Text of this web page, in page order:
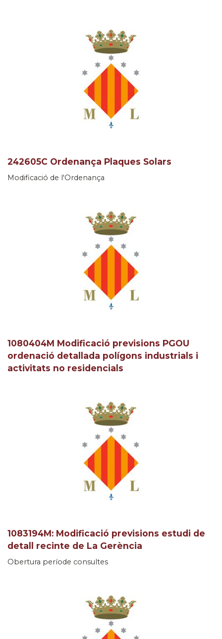
242605C Ordenança Plaques Solars
Modificació de l'Ordenança
1080404M Modificació previsions PGOU
ordenació detallada polígons industrials i
activitats no residencials
1083194M: Modificació previsions estudi de
detall recinte de La Gerència
Obertura període consultes